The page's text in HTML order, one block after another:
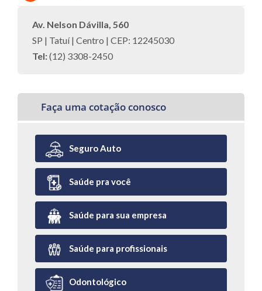
Av. Nelson Dávilla, 560
SP | Tatuí | Centro | CEP: 12245030
Tel:(12) 3308-2450
Faça uma cotação conosco
Seguro Auto
Saúde pra você
Saúde para sua empresa
Saúde para profissionais
Odontológico